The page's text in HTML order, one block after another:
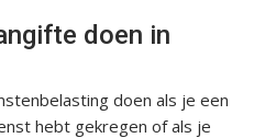
doen in
doen als je een
hebt gekregen of als je